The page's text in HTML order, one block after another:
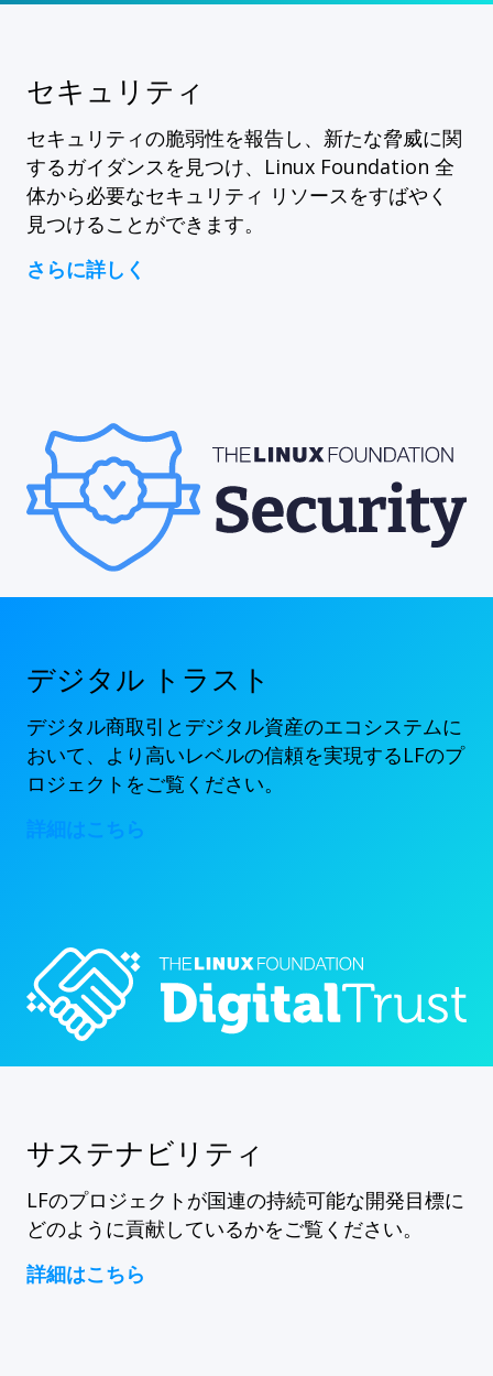
セキュリティ
セキュリティの脆弱性を報告し、新たな脅威に関
するガイダンスを見つけ、Linux Foundation 全
体から必要なセキュリティ リソースをすばやく
見つけることができます。
さらに詳しく
デジタル トラスト
デジタル商取引とデジタル資産のエコシステムに
おいて、より高いレベルの信頼を実現するLFのプ
ロジェクトをご覧ください。
詳細はこちら
サステナビリティ
LFのプロジェクトが国連の持続可能な開発目標に
どのように貢献しているかをご覧ください。
詳細はこちら